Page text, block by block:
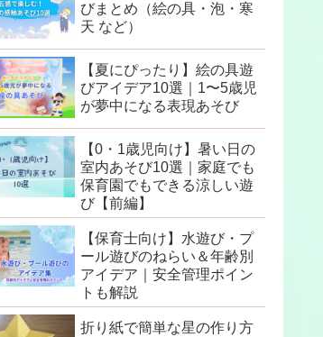
びまとめ（絵の具・泡・寒
天 など）
【夏にぴったり】絵の具遊
びアイデア10選｜1〜5歳児
が夢中になる表現あそび
【0・1歳児向け】暑い日の
室内あそび10選｜家庭でも
保育園でもできる涼しい遊
び【前編】
【保育士向け】水遊び・プ
ール遊びのねらい＆年齢別
アイデア｜安全管理ポイン
トも解説
折り紙で簡単な星の作り方